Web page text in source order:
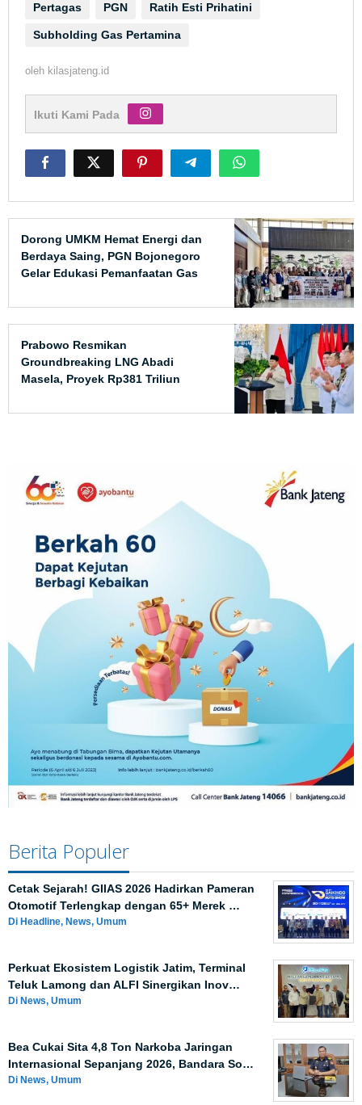
Pertagas PGN Ratih Esti Prihatini
Subholding Gas Pertamina
oleh kilasjateng.id
Ikuti Kami Pada
Dorong UMKM Hemat Energi dan
Berdaya Saing, PGN Bojonegoro
Gelar Edukasi Pemanfaatan Gas
Prabowo Resmikan
Groundbreaking LNG Abadi
Masela, Proyek Rp381 Triliun
Berita Populer
Cetak Sejarah! GIIAS 2026 Hadirkan Pameran
Otomotif Terlengkap dengan 65+ Merek …
Di Headline, News, Umum
Perkuat Ekosistem Logistik Jatim, Terminal
Teluk Lamong dan ALFI Sinergikan Inov…
Di News, Umum
Bea Cukai Sita 4,8 Ton Narkoba Jaringan
Internasional Sepanjang 2026, Bandara So…
Di News, Umum